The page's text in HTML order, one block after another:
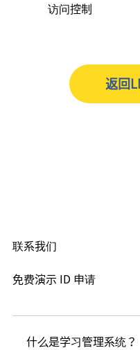
访问控制
返回
免费演示 ID 申请
联系我们
什么是学习管理系统？